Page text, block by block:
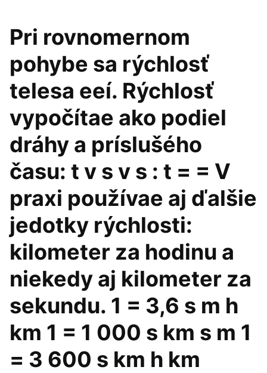
Pri rovnomernom
pohybe sa rýchlosť
telesa eeí. Rýchlosť
vypočítae ako podiel
dráhy a príslušého
času: t v s v s : t = = V
praxi používae aj ďalšie
jedotky rýchlosti:
kilometer za hodinu a
niekedy aj kilometer za
sekundu. 1 = 3,6 s m h
km 1 = 1 000 s km s m 1
= 3 600 s km h km